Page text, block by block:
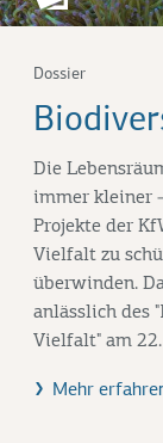
Dossier
Die
immer kleiner
Projekte der
Vielfalt zu
überwinden.
anlässlich des
Vielfalt" am
Mehr